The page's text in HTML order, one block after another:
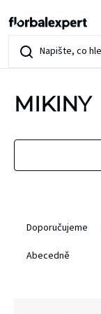
na
obsah
MIKINY
Ř
a
Doporučujeme
Abecedně
ý